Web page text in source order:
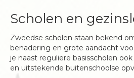
Scholen en
Zweedse scholen staan bekend
benadering en grote aandacht
je naast reguliere basisscholen
en uitstekende buitenschoolse